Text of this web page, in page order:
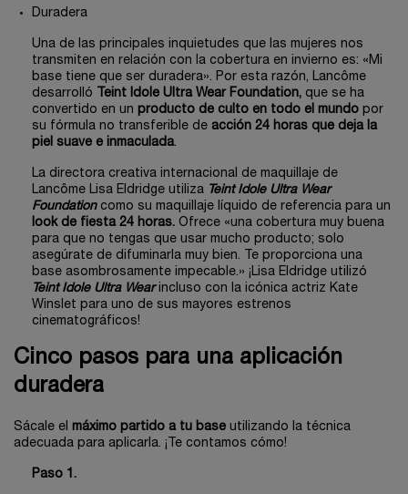
Duradera
Una de las principales inquietudes que las mujeres nos
transmiten en relación con la cobertura en invierno es: «Mi
base tiene que ser duradera». Por esta razón, Lancôme
desarrolló
Teint Idole Ultra Wear Foundation, que se ha
convertido en un producto de culto en todo el mundo por
su fórmula no transferible de acción 24 horas que deja la
piel suave e inmaculada.
La directora creativa internacional de maquillaje de
Lancôme Lisa Eldridge utiliza
Teint Idole Ultra Wear
Foundation como su maquillaje líquido de referencia para un
look de fiesta 24 horas. Ofrece «una cobertura muy buena
para que no tengas que usar mucho producto; solo
asegúrate de difuminarla muy bien. Te proporciona una
base asombrosamente impecable.» ¡Lisa Eldridge utilizó
Teint Idole Ultra Wearincluso con la icónica actriz Kate
Winslet para uno de sus mayores estrenos
cinematográficos!
Cinco pasos para una aplicación
duradera
Sácale el máximo partido a tu base utilizando la técnica
adecuada para aplicarla. ¡Te contamos cómo!
Paso 1.